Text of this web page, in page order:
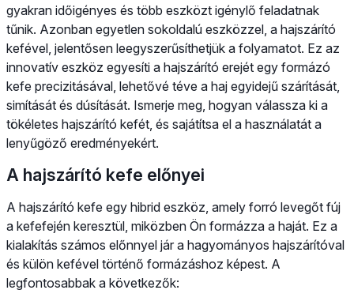
gyakran időigényes és több eszközt igénylő feladatnak
tűnik. Azonban egyetlen sokoldalú eszközzel, a hajszárító
kefével, jelentősen leegyszerűsíthetjük a folyamatot. Ez az
innovatív eszköz egyesíti a hajszárító erejét egy formázó
kefe precizitásával, lehetővé téve a haj egyidejű szárítását,
simítását és dúsítását. Ismerje meg, hogyan válassza ki a
tökéletes hajszárító kefét, és sajátítsa el a használatát a
lenyűgöző eredményekért.
A hajszárító kefe előnyei
A hajszárító kefe egy hibrid eszköz, amely forró levegőt fúj
a kefefején keresztül, miközben Ön formázza a haját. Ez a
kialakítás számos előnnyel jár a hagyományos hajszárítóval
és külön kefével történő formázáshoz képest. A
legfontosabbak a következők: